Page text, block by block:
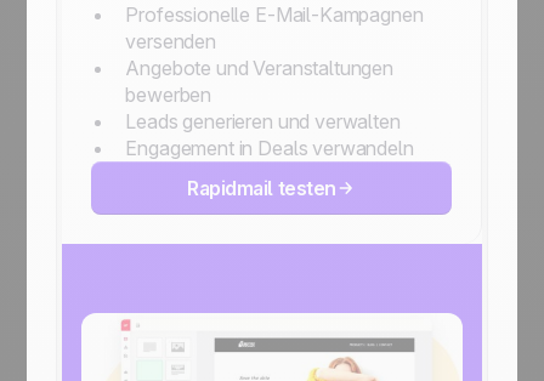
Professionelle E-Mail-Kampagnen
versenden
Angebote und Veranstaltungen
bewerben
Leads generieren und verwalten
Engagement in Deals verwandeln
Rapidmail testen